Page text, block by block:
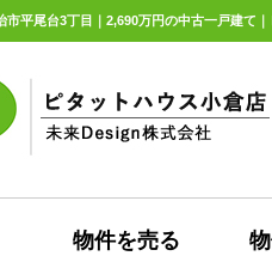
平尾台3丁目｜2,690万円の中古一戸建て
物件を売る